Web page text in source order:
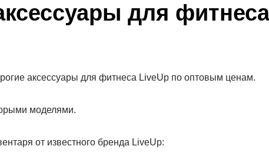
для
аксессуары для фитнеса LiveUp по оптовым ценам.
моделями.
от известного бренда LiveUp: